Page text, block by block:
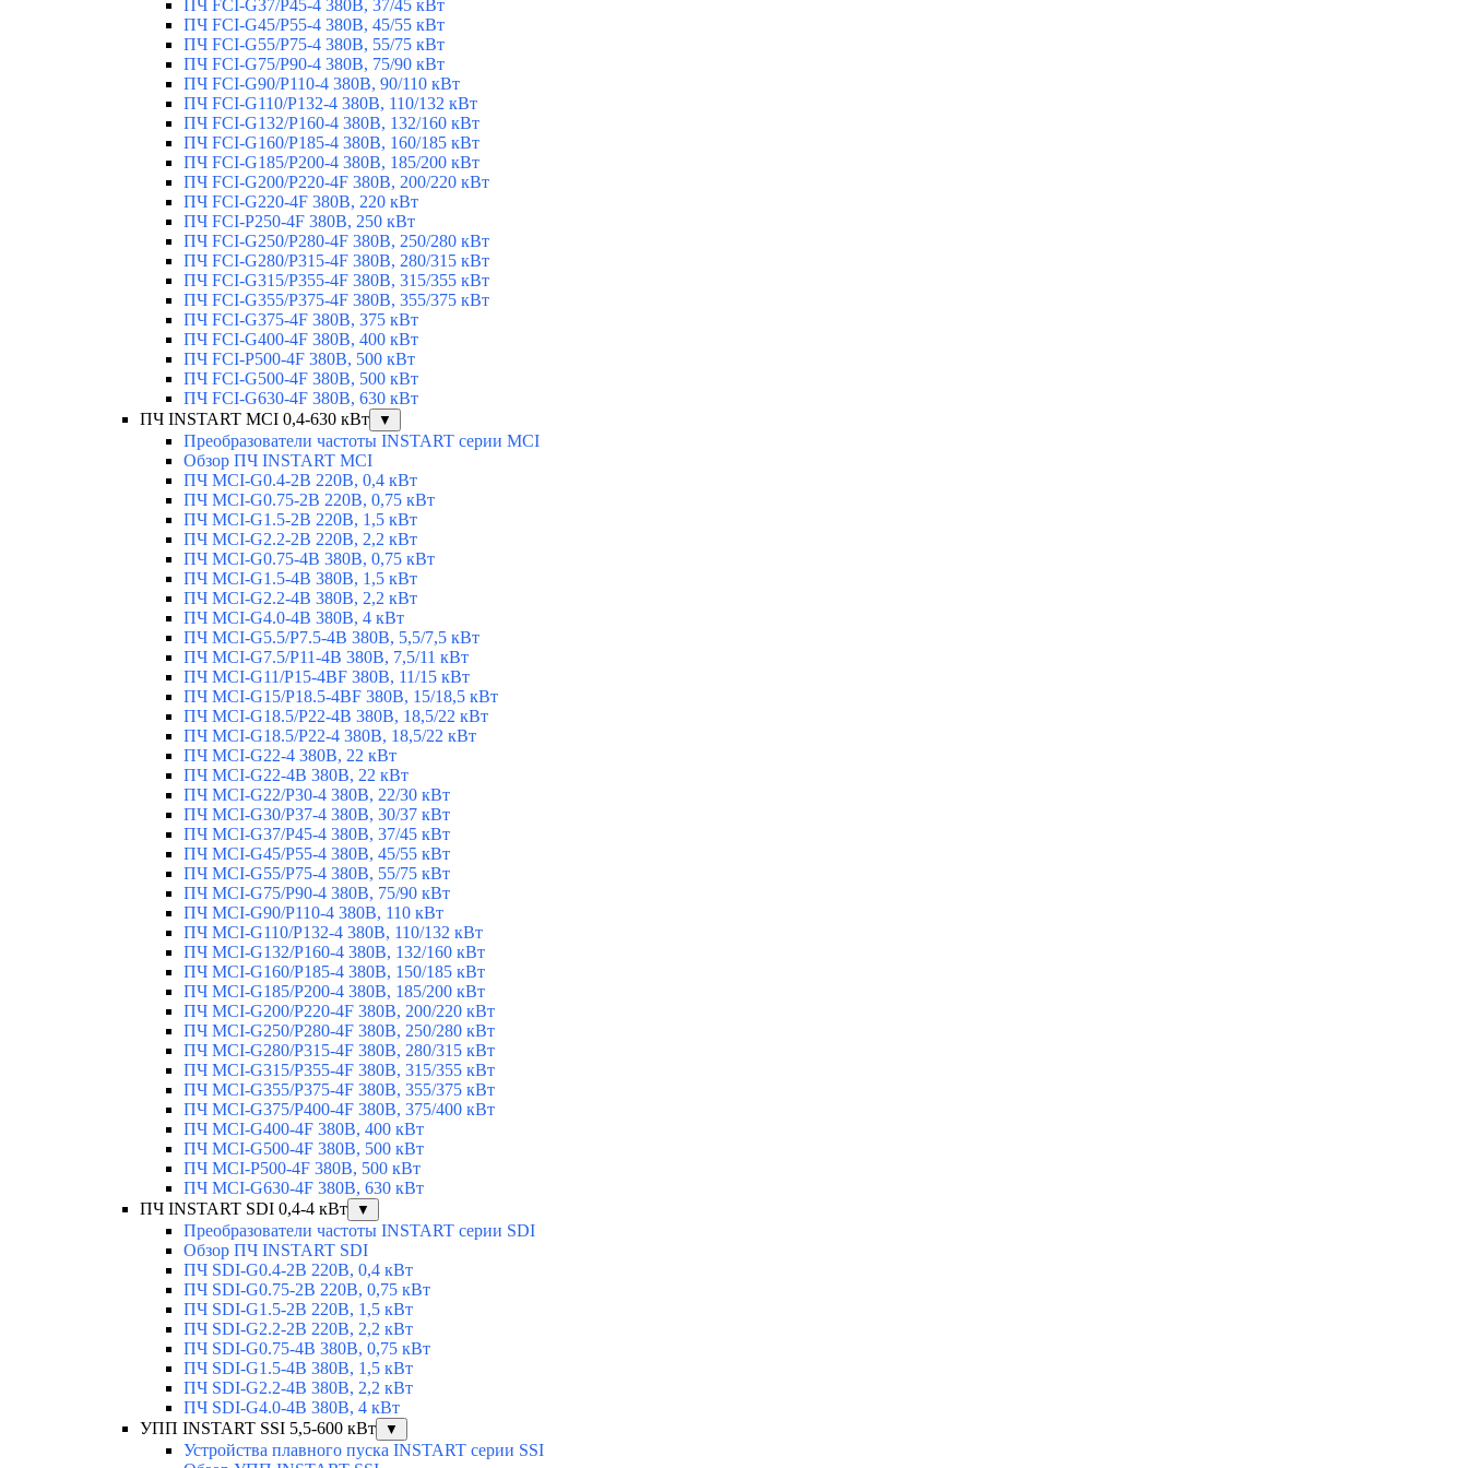
ПЧ FCI-G37/P45-4 380В, 37/45 кВт
ПЧ FCI-G45/P55-4 380В, 45/55 кВт
ПЧ FCI-G55/P75-4 380В, 55/75 кВт
ПЧ FCI-G75/P90-4 380В, 75/90 кВт
ПЧ FCI-G90/P110-4 380В, 90/110 кВт
ПЧ FCI-G110/P132-4 380В, 110/132 кВт
ПЧ FCI-G132/P160-4 380В, 132/160 кВт
ПЧ FCI-G160/P185-4 380В, 160/185 кВт
ПЧ FCI-G185/P200-4 380В, 185/200 кВт
ПЧ FCI-G200/P220-4F 380В, 200/220 кВт
ПЧ FCI-G220-4F 380В, 220 кВт
ПЧ FCI-P250-4F 380В, 250 кВт
ПЧ FCI-G250/P280-4F 380В, 250/280 кВт
ПЧ FCI-G280/P315-4F 380В, 280/315 кВт
ПЧ FCI-G315/P355-4F 380В, 315/355 кВт
ПЧ FCI-G355/P375-4F 380В, 355/375 кВт
ПЧ FCI-G375-4F 380В, 375 кВт
ПЧ FCI-G400-4F 380В, 400 кВт
ПЧ FCI-P500-4F 380В, 500 кВт
ПЧ FCI-G500-4F 380В, 500 кВт
ПЧ FCI-G630-4F 380В, 630 кВт
ПЧ INSTART MCI 0,4-630 кВт
▼
Преобразователи частоты INSTART серии MCI
Обзор ПЧ INSTART MCI
ПЧ MCI-G0.4-2B 220В, 0,4 кВт
ПЧ MCI-G0.75-2B 220В, 0,75 кВт
ПЧ MCI-G1.5-2B 220В, 1,5 кВт
ПЧ MCI-G2.2-2B 220В, 2,2 кВт
ПЧ MCI-G0.75-4B 380В, 0,75 кВт
ПЧ MCI-G1.5-4B 380В, 1,5 кВт
ПЧ MCI-G2.2-4B 380В, 2,2 кВт
ПЧ MCI-G4.0-4B 380В, 4 кВт
ПЧ MCI-G5.5/Р7.5-4B 380В, 5,5/7,5 кВт
ПЧ MCI-G7.5/P11-4B 380В, 7,5/11 кВт
ПЧ MCI-G11/P15-4BF 380В, 11/15 кВт
ПЧ MCI-G15/P18.5-4BF 380В, 15/18,5 кВт
ПЧ MCI-G18.5/P22-4B 380В, 18,5/22 кВт
ПЧ MCI-G18.5/P22-4 380В, 18,5/22 кВт
ПЧ MCI-G22-4 380В, 22 кВт
ПЧ MCI-G22-4B 380В, 22 кВт
ПЧ MCI-G22/P30-4 380В, 22/30 кВт
ПЧ MCI-G30/P37-4 380В, 30/37 кВт
ПЧ MCI-G37/P45-4 380В, 37/45 кВт
ПЧ MCI-G45/P55-4 380В, 45/55 кВт
ПЧ MCI-G55/P75-4 380В, 55/75 кВт
ПЧ MCI-G75/P90-4 380В, 75/90 кВт
ПЧ MCI-G90/P110-4 380В, 110 кВт
ПЧ MCI-G110/P132-4 380В, 110/132 кВт
ПЧ MCI-G132/P160-4 380В, 132/160 кВт
ПЧ MCI-G160/P185-4 380В, 150/185 кВт
ПЧ MCI-G185/P200-4 380В, 185/200 кВт
ПЧ MCI-G200/P220-4F 380В, 200/220 кВт
ПЧ MCI-G250/P280-4F 380В, 250/280 кВт
ПЧ MCI-G280/P315-4F 380В, 280/315 кВт
ПЧ MCI-G315/P355-4F 380В, 315/355 кВт
ПЧ MCI-G355/P375-4F 380В, 355/375 кВт
ПЧ MCI-G375/P400-4F 380В, 375/400 кВт
ПЧ MCI-G400-4F 380В, 400 кВт
ПЧ MCI-G500-4F 380В, 500 кВт
ПЧ MCI-P500-4F 380В, 500 кВт
ПЧ MCI-G630-4F 380В, 630 кВт
ПЧ INSTART SDI 0,4-4 кВт
▼
Преобразователи частоты INSTART серии SDI
Обзор ПЧ INSTART SDI
ПЧ SDI-G0.4-2B 220В, 0,4 кВт
ПЧ SDI-G0.75-2B 220В, 0,75 кВт
ПЧ SDI-G1.5-2B 220В, 1,5 кВт
ПЧ SDI-G2.2-2B 220В, 2,2 кВт
ПЧ SDI-G0.75-4B 380В, 0,75 кВт
ПЧ SDI-G1.5-4B 380В, 1,5 кВт
ПЧ SDI-G2.2-4B 380В, 2,2 кВт
ПЧ SDI-G4.0-4B 380В, 4 кВт
УПП INSTART SSI 5,5-600 кВт
▼
Устройства плавного пуска INSTART серии SSI